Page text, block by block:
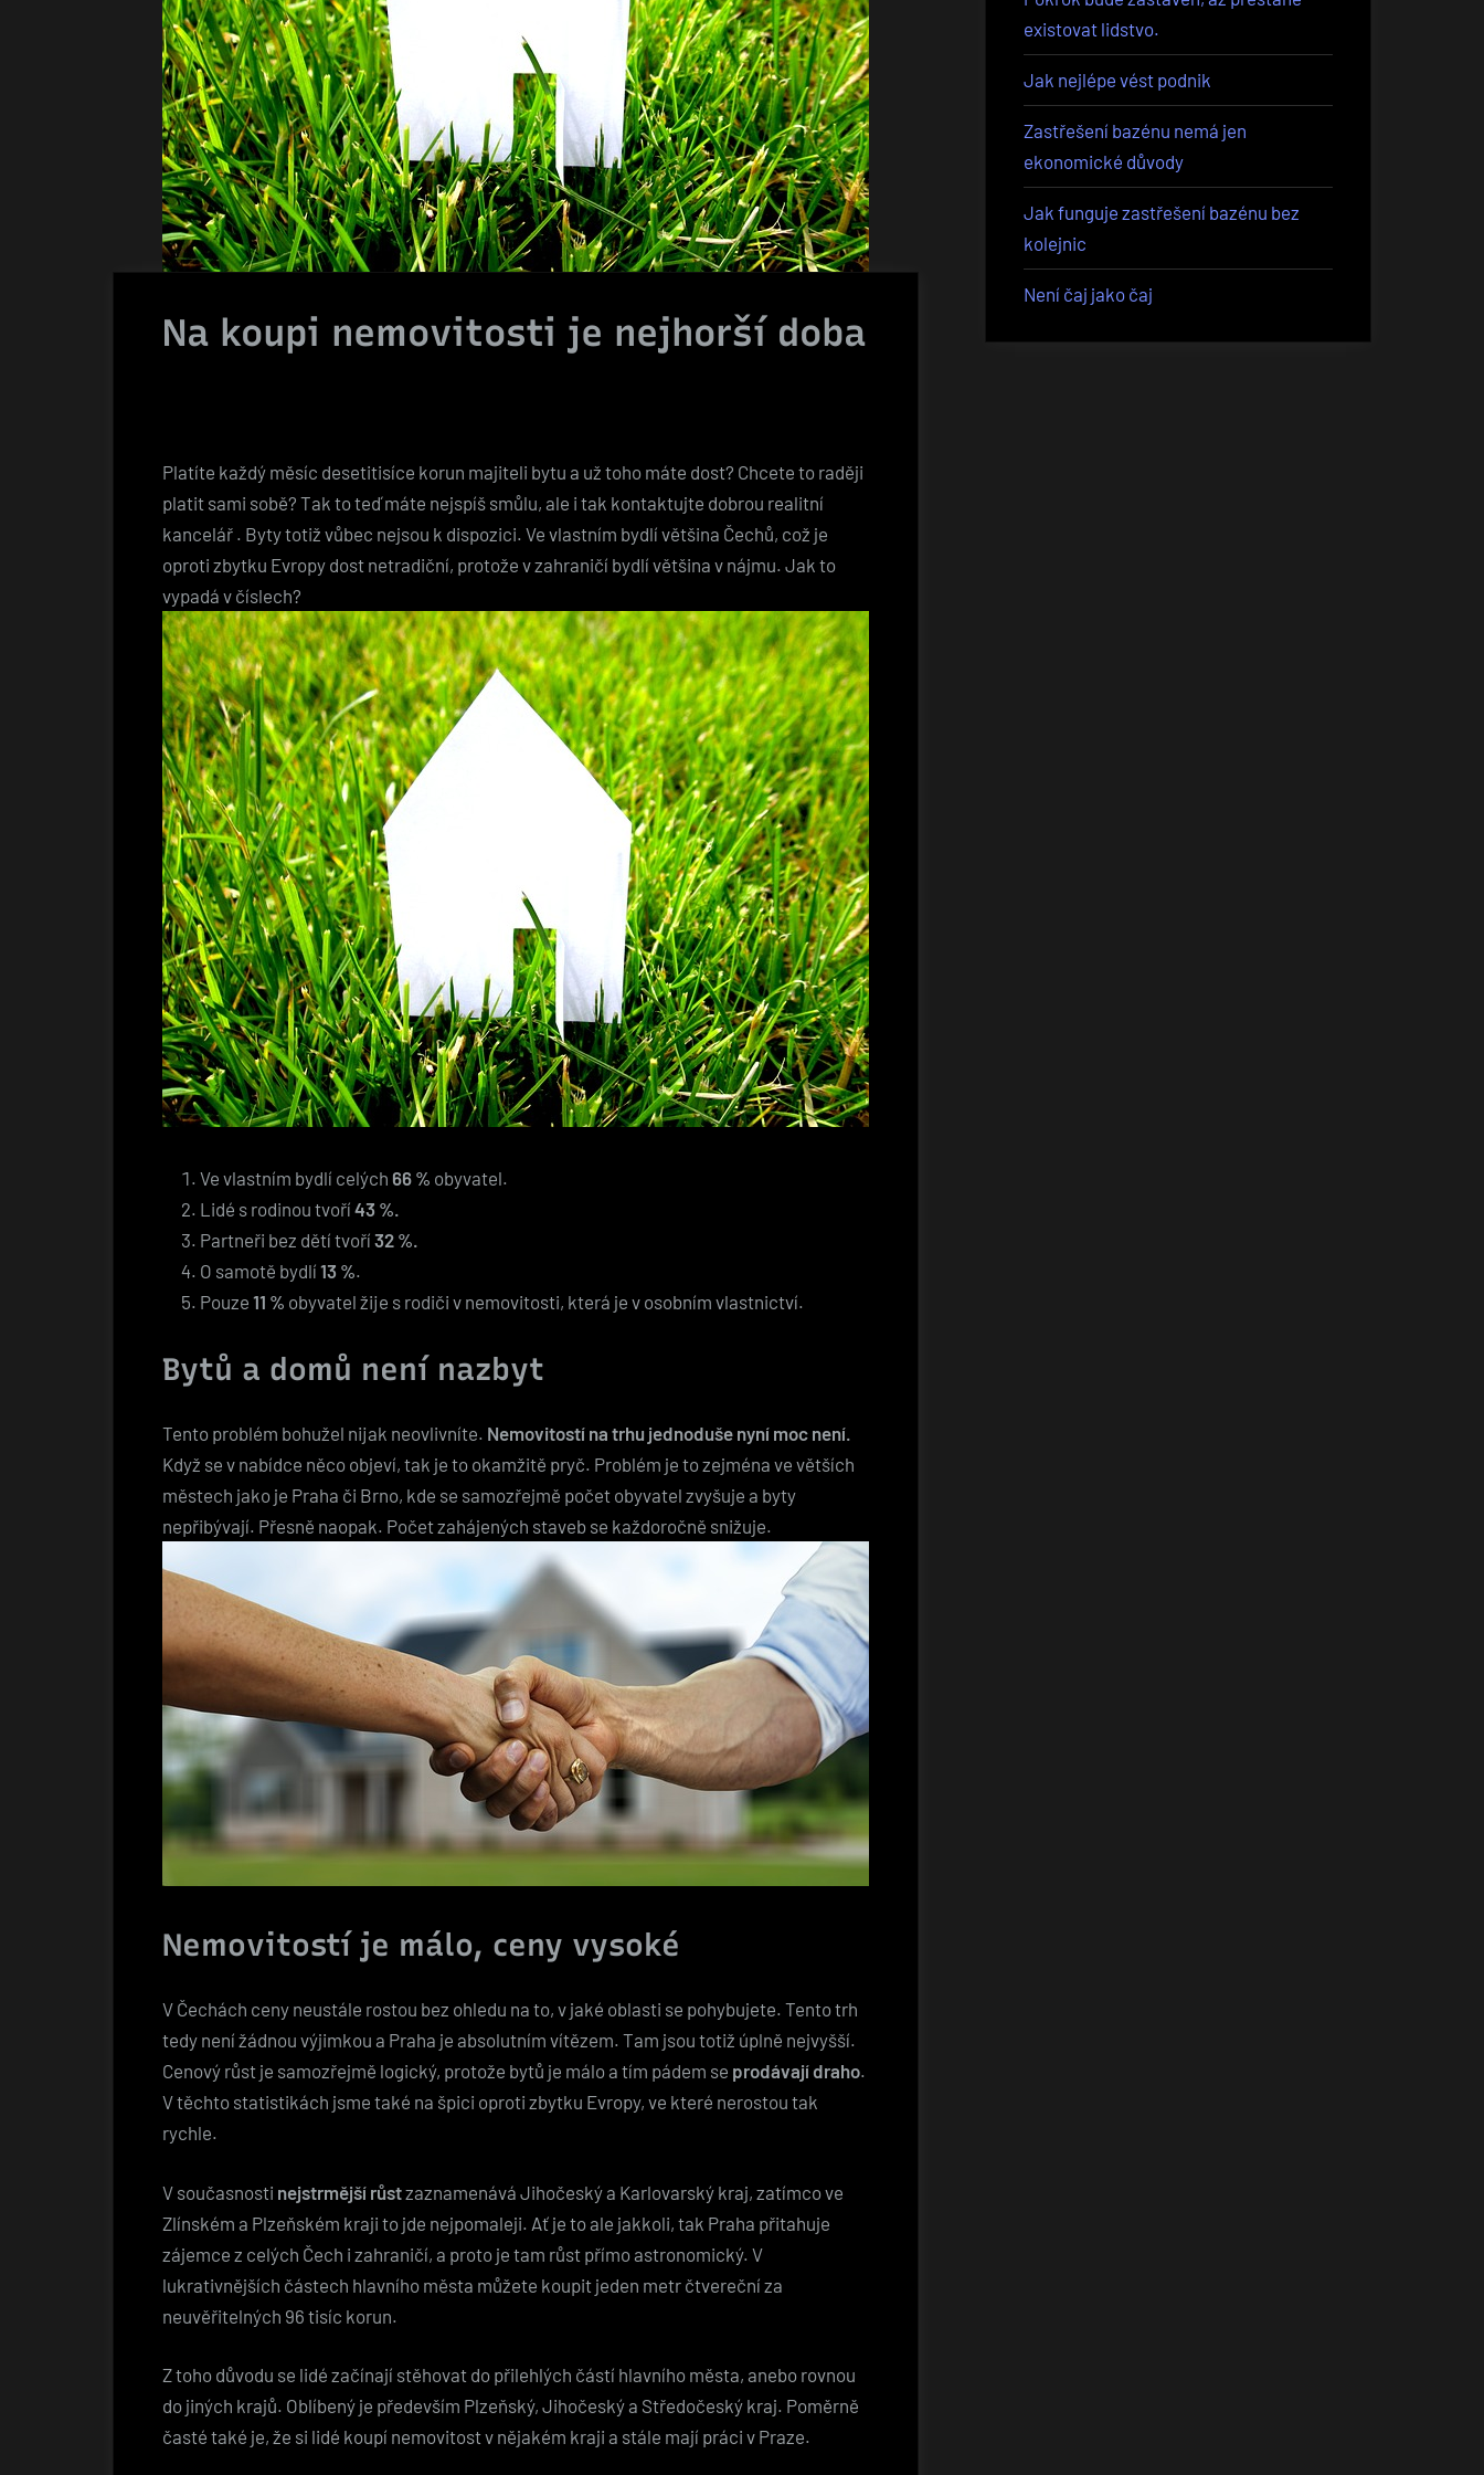
Na koupi nemovitosti je nejhorší doba
Platíte každý měsíc desetitisíce korun majiteli bytu a už toho máte dost? Chcete to raději
platit sami sobě? Tak to teď máte nejspíš smůlu, ale i tak kontaktujte dobrou realitní
kancelář . Byty totiž vůbec nejsou k dispozici. Ve vlastním bydlí většina Čechů, což je
oproti zbytku Evropy dost netradiční, protože v zahraničí bydlí většina v nájmu. Jak to
vypadá v číslech?
Ve vlastním bydlí celých 66 % obyvatel.
Lidé s rodinou tvoří 43 %.
Partneři bez dětí tvoří 32 %.
O samotě bydlí 13 %.
Pouze 11 % obyvatel žije s rodiči v nemovitosti, která je v osobním vlastnictví.
Bytů a domů není nazbyt
Tento problém bohužel nijak neovlivníte. Nemovitostí na trhu jednoduše nyní moc není.
Když se v nabídce něco objeví, tak je to okamžitě pryč. Problém je to zejména ve větších
městech jako je Praha či Brno, kde se samozřejmě počet obyvatel zvyšuje a byty
nepřibývají. Přesně naopak. Počet zahájených staveb se každoročně snižuje.
Nemovitostí je málo, ceny vysoké
V Čechách ceny neustále rostou bez ohledu na to, v jaké oblasti se pohybujete. Tento trh
tedy není žádnou výjimkou a Praha je absolutním vítězem. Tam jsou totiž úplně nejvyšší.
Cenový růst je samozřejmě logický, protože bytů je málo a tím pádem se prodávají draho.
V těchto statistikách jsme také na špici oproti zbytku Evropy, ve které nerostou tak
rychle.
V současnosti nejstrmější růstzaznamenává Jihočeský a Karlovarský kraj, zatímco ve
Zlínském a Plzeňském kraji to jde nejpomaleji. Ať je to ale jakkoli, tak Praha přitahuje
zájemce z celých Čech i zahraničí, a proto je tam růst přímo astronomický. V
lukrativnějších částech hlavního města můžete koupit jeden metr čtvereční za
neuvěřitelných 96 tisíc korun.
Z toho důvodu se lidé začínají stěhovat do přilehlých částí hlavního města, anebo rovnou
do jiných krajů. Oblíbený je především Plzeňský, Jihočeský a Středočeský kraj. Poměrně
časté také je, že si lidé koupí nemovitost v nějakém kraji a stále mají práci v Praze.
existovat lidstvo.
Jak nejlépe vést podnik
Zastřešení bazénu nemá jen
ekonomické důvody
Jak funguje zastřešení bazénu bez
kolejnic
Není čaj jako čaj